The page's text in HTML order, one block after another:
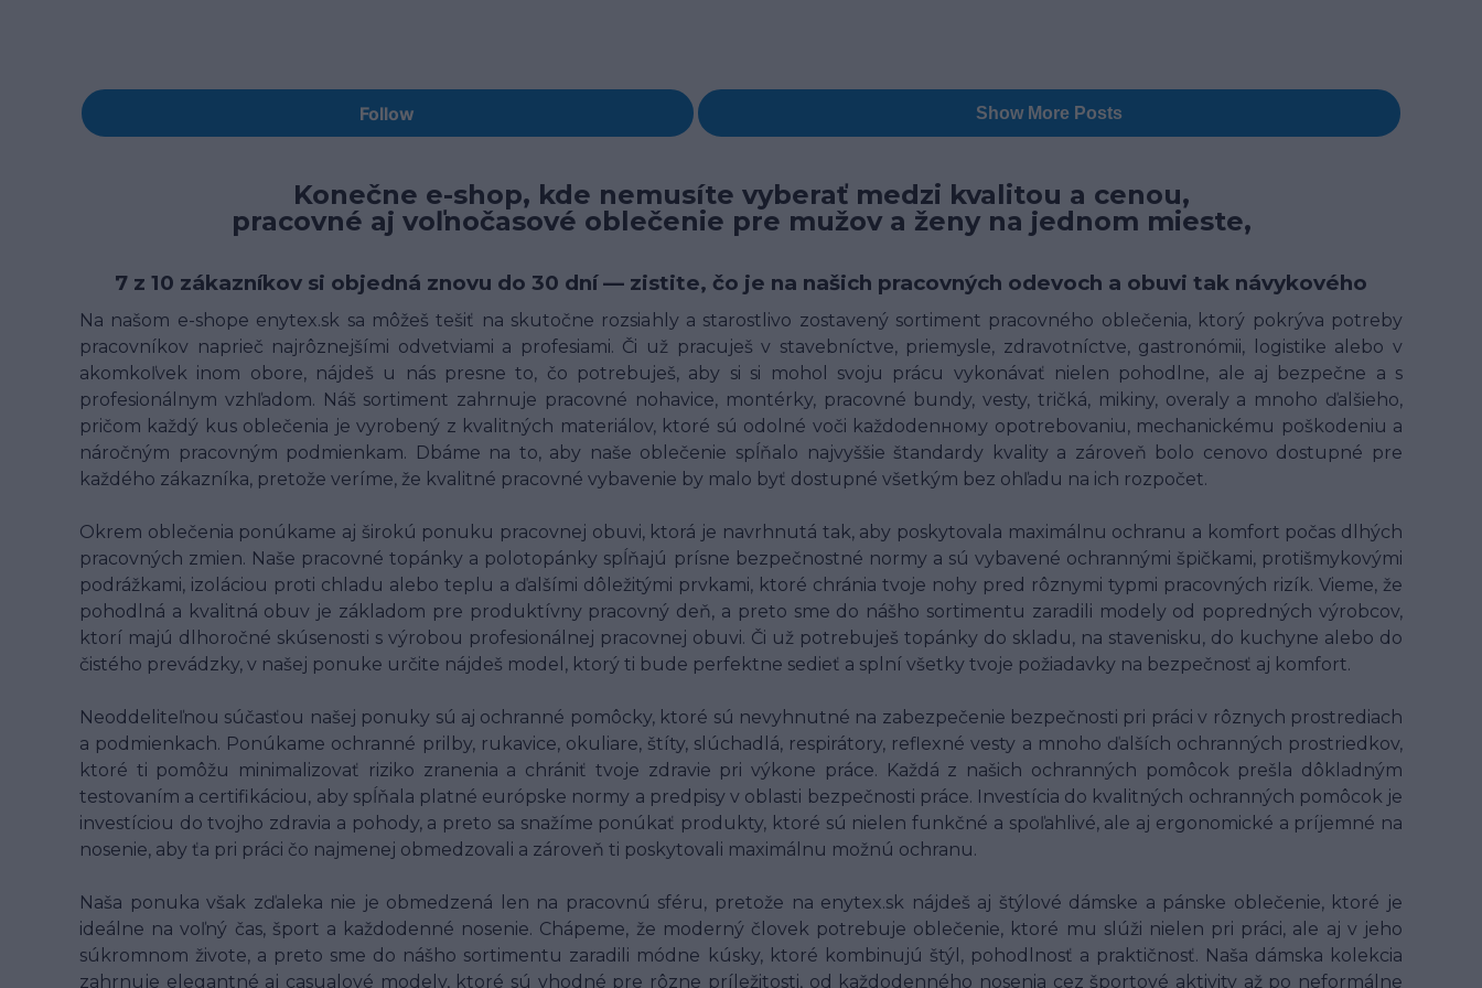
Konečne e-shop, kde nemusíte vyberať medzi kvalitou a cenou,
pracovné aj voľnočasové oblečenie pre mužov a ženy na jednom mieste,
7 z 10 zákazníkov si objedná znovu do 30 dní — zistite, čo je na našich pracovných odevoch a obuvi tak návykového
Na našom e-shope enytex.sk sa môžeš tešiť na skutočne rozsiahly a starostlivo zostavený sortiment pracovného oblečenia, ktorý pokrýva potreby
pracovníkov naprieč najrôznejšími odvetviami a profesiami. Či už pracuješ v stavebníctve, priemysle, zdravotníctve, gastronómii, logistike alebo v
akomkoľvek inom obore, nájdeš u nás presne to, čo potrebuješ, aby si si mohol svoju prácu vykonávať nielen pohodlne, ale aj bezpečne a s
profesionálnym vzhľadom. Náš sortiment zahrnuje pracovné nohavice, montérky, pracovné bundy, vesty, tričká, mikiny, overaly a mnoho ďalšieho,
pričom každý kus oblečenia je vyrobený z kvalitných materiálov, ktoré sú odolné voči každodenному opotrebovaniu, mechanickému poškodeniu a
náročným pracovným podmienkam. Dbáme na to, aby naše oblečenie spĺňalo najvyššie štandardy kvality a zároveň bolo cenovo dostupné pre
každého zákazníka, pretože veríme, že kvalitné pracovné vybavenie by malo byť dostupné všetkým bez ohľadu na ich rozpočet.
Okrem oblečenia ponúkame aj širokú ponuku pracovnej obuvi, ktorá je navrhnutá tak, aby poskytovala maximálnu ochranu a komfort počas dlhých
pracovných zmien. Naše pracovné topánky a polotopánky spĺňajú prísne bezpečnostné normy a sú vybavené ochrannými špičkami, protišmykovými
podrážkami, izoláciou proti chladu alebo teplu a ďalšími dôležitými prvkami, ktoré chránia tvoje nohy pred rôznymi typmi pracovných rizík. Vieme, že
pohodlná a kvalitná obuv je základom pre produktívny pracovný deň, a preto sme do nášho sortimentu zaradili modely od popredných výrobcov,
ktorí majú dlhoročné skúsenosti s výrobou profesionálnej pracovnej obuvi. Či už potrebuješ topánky do skladu, na stavenisku, do kuchyne alebo do
čistého prevádzky, v našej ponuke určite nájdeš model, ktorý ti bude perfektne sedieť a splní všetky tvoje požiadavky na bezpečnosť aj komfort.
Neoddeliteľnou súčasťou našej ponuky sú aj ochranné pomôcky, ktoré sú nevyhnutné na zabezpečenie bezpečnosti pri práci v rôznych prostrediach
a podmienkach. Ponúkame ochranné prilby, rukavice, okuliare, štíty, slúchadlá, respirátory, reflexné vesty a mnoho ďalších ochranných prostriedkov,
ktoré ti pomôžu minimalizovať riziko zranenia a chrániť tvoje zdravie pri výkone práce. Každá z našich ochranných pomôcok prešla dôkladným
testovaním a certifikáciou, aby spĺňala platné európske normy a predpisy v oblasti bezpečnosti práce. Investícia do kvalitných ochranných pomôcok je
investíciou do tvojho zdravia a pohody, a preto sa snažíme ponúkať produkty, ktoré sú nielen funkčné a spoľahlivé, ale aj ergonomické a príjemné na
nosenie, aby ťa pri práci čo najmenej obmedzovali a zároveň ti poskytovali maximálnu možnú ochranu.
Naša ponuka však zďaleka nie je obmedzená len na pracovnú sféru, pretože na enytex.sk nájdeš aj štýlové dámske a pánske oblečenie, ktoré je
ideálne na voľný čas, šport a každodenné nosenie. Chápeme, že moderný človek potrebuje oblečenie, ktoré mu slúži nielen pri práci, ale aj v jeho
súkromnom živote, a preto sme do nášho sortimentu zaradili módne kúsky, ktoré kombinujú štýl, pohodlnosť a praktičnosť. Naša dámska kolekcia
zahrnuje elegantné aj casualové modely, ktoré sú vhodné pre rôzne príležitosti, od každodenného nosenia cez športové aktivity až po neformálne